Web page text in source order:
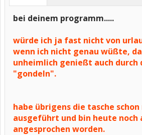
bei deinem programm.....
würde ich ja fast nicht von
wenn ich nicht genau wüßte,
unheimlich genießt auch durch
"gondeln".
habe übrigens die tasche
ausgeführt und bin heute noch
angesprochen worden.